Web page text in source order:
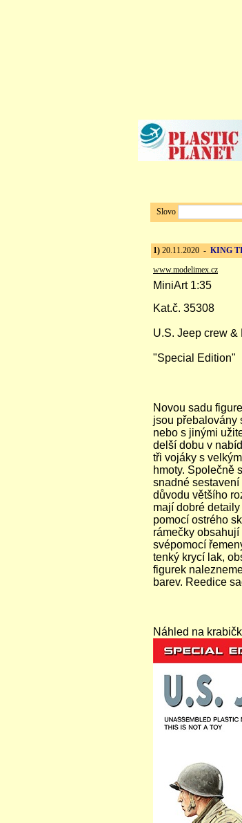
Slovo
1) 20.11.2020 - KING
www.modelimex.cz
MiniArt 1:35
Kat.č. 35308
U.S. Jeep crew &
"Special Edition"
Novou sadu
jsou přebalovány
nebo s jinými
delší dobu v
tři vojáky s
hmoty. Společně
snadné
důvodu většího
mají dobré
pomocí ostrého
rámečky
svépomocí
tenký krycí lak,
figurek
barev. Reedice
Náhled na